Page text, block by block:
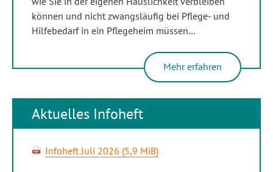
können und nicht zwangsläufig bei Pflege- und
Hilfebedarf in ein Pflegeheim müssen…
Mehr erfahren
Aktuelles Infoheft
Infoheft Juli 2026 (5,9 MiB)